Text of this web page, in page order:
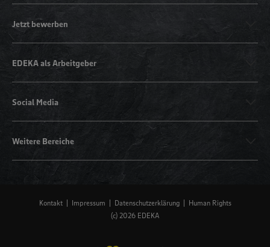
Jetzt bewerben
EDEKA als Arbeitgeber
Social Media
Weitere Bereiche
Kontakt Impressum Datenschutzerklärung
Human Rights
(c) 2026 EDEKA